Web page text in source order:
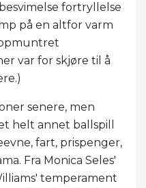
fortryllelse
på en altfor varm
var for skjøre til å
senere, men
helt annet ballspill
fart, prispenger,
Fra Monica Seles'
temperament